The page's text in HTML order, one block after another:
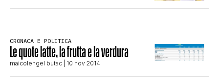
CLIMA ED ENERGIA
CONTATTI
CRONACA E POLITICA
Le quote latte, la frutta e la verdura
maicolengel butac | 10 nov 2014